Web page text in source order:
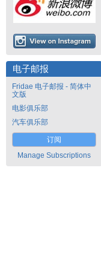
电子邮报
Fridae 电子邮报 - 简体中
文版
电影俱乐部
汽车俱乐部
订阅
Manage Subscriptions